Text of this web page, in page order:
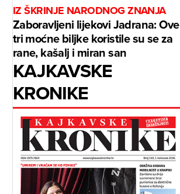
IZ ŠKRINJE NARODNOG ZNANJA
Zaboravljeni lijekovi Jadrana: Ove
tri moćne biljke koristile su se za
rane, kašalj i miran san
KAJKAVSKE
KRONIKE